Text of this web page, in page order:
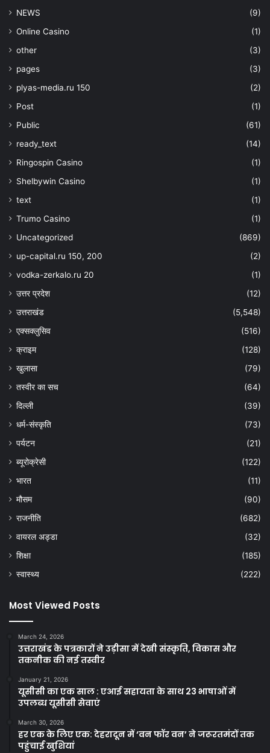
NEWS
(9)
Online Casino
(1)
other
(3)
pages
(3)
plyas-media.ru 150
(2)
Post
(1)
Public
(61)
ready_text
(14)
Ringospin Casino
(1)
Shelbywin Casino
(1)
text
(1)
Trumo Casino
(1)
Uncategorized
(869)
up-capital.ru 150, 200
(2)
vodka-zerkalo.ru 20
(1)
उत्तर प्रदेश
(12)
उत्तराखंड
(5,548)
एक्सक्लुसिव
(516)
क्राइम
(128)
खुलासा
(79)
तस्वीर का सच
(64)
दिल्ली
(39)
धर्म-संस्कृति
(73)
पर्यटन
(21)
ब्यूरोक्रेसी
(122)
भारत
(11)
मौसम
(90)
राजनीति
(682)
वायरल अड्डा
(32)
शिक्षा
(185)
स्वास्थ्य
(222)
Most Viewed Posts
March 24, 2026
उत्तराखंड के पत्रकारों ने उड़ीसा में देखी संस्कृति, विकास और
तकनीक की नई तस्वीर
January 21, 2026
यूसीसी का एक साल : एआई सहायता के साथ 23 भाषाओं में
उपलब्ध यूसीसी सेवाएं
March 30, 2026
हर एक के लिए एक: देहरादून में ‘वन फॉर वन’ ने जरूरतमंदों तक
पहुंचाई खुशियां